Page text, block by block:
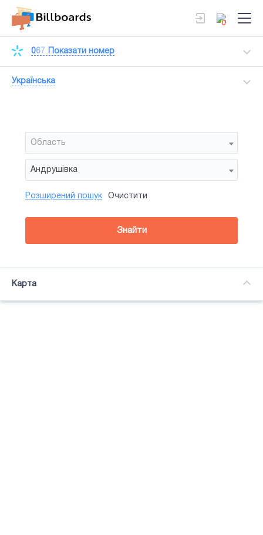
0
067 Показати номер
Українська
Область
Андрушівка
Район
Сторона
Усi
Підсвітка
Розширений пошук Очистити
Знайти
Карта